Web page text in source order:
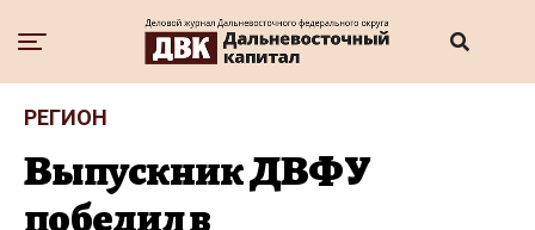
РЕГИОН
Выпускник ДВФУ
победил в